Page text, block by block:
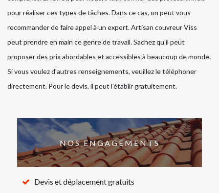
pour réaliser ces types de tâches. Dans ce cas, on peut vous
recommander de faire appel à un expert. Artisan couvreur Viss
peut prendre en main ce genre de travail. Sachez qu'il peut
proposer des prix abordables et accessibles à beaucoup de monde.
Si vous voulez d'autres renseignements, veuillez le téléphoner
directement. Pour le devis, il peut l'établir gratuitement.
NOS ENGAGEMENTS
Devis et déplacement gratuits